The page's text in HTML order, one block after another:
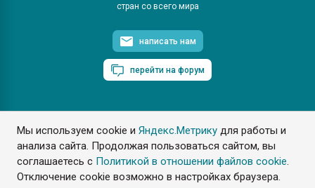
Мы используем cookie иЯндекс.Метрику для работы и
анализа сайта. Продолжая пользоваться сайтом, вы
соглашаетесь с Политикой в отношении файлов cookie.
Отключение cookie возможно в настройках браузера.
стран со всего мира
написать нам
перейти на форум
ПластЭксперт © 2006. Все права защищены
Разрешается копирование материалов сайта с обязательной
ссылкой на www.e-plastic.ru
Разработка сайта